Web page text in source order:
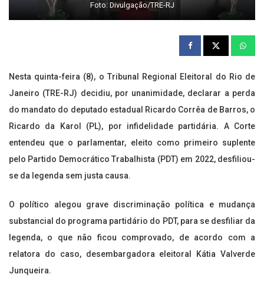
Foto: Divulgação/TRE-RJ
Nesta quinta-feira (8), o Tribunal Regional Eleitoral do Rio de
Janeiro (TRE-RJ) decidiu, por unanimidade, declarar a perda
do mandato do deputado estadual Ricardo Corrêa de Barros, o
Ricardo da Karol (PL), por infidelidade partidária. A Corte
entendeu que o parlamentar, eleito como primeiro suplente
pelo Partido Democrático Trabalhista (PDT) em 2022, desfiliou-
se da legenda sem justa causa.
O político alegou grave discriminação política e mudança
substancial do programa partidário do PDT, para se desfiliar da
legenda, o que não ficou comprovado, de acordo com a
relatora do caso, desembargadora eleitoral Kátia Valverde
Junqueira.